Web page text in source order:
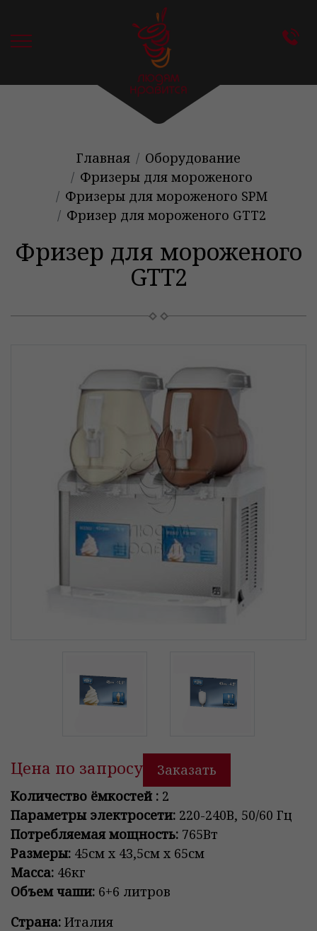
Главная
Оборудование
Фризеры для мороженого
Фризеры для мороженого SPM
Фризер для мороженого GTT2
Фризер для мороженого
GTT2
Цена по запросу
Заказать
Количество ёмкостей : 2
Параметры электросети: 220-240В, 50/60 Гц
Потребляемая мощность: 765Вт
Размеры: 45см x 43,5см x 65см
Масса: 46кг
Объем чаши: 6+6 литров
Страна: Италия